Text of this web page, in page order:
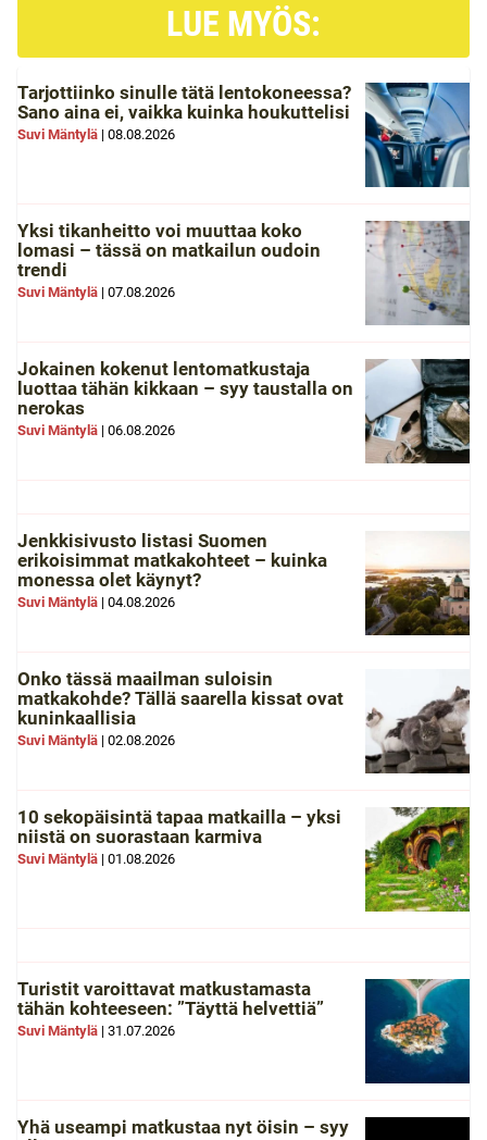
LUE MYÖS:
Tarjottiinko sinulle tätä lentokoneessa?
Sano aina ei, vaikka kuinka houkuttelisi
Suvi Mäntylä | 08.08.2026
Yksi tikanheitto voi muuttaa koko
lomasi – tässä on matkailun oudoin
trendi
Suvi Mäntylä | 07.08.2026
Jokainen kokenut lentomatkustaja
luottaa tähän kikkaan – syy taustalla on
nerokas
Suvi Mäntylä | 06.08.2026
Jenkkisivusto listasi Suomen
erikoisimmat matkakohteet – kuinka
monessa olet käynyt?
Suvi Mäntylä | 04.08.2026
Onko tässä maailman suloisin
matkakohde? Tällä saarella kissat ovat
kuninkaallisia
Suvi Mäntylä | 02.08.2026
10 sekopäisintä tapaa matkailla – yksi
niistä on suorastaan karmiva
Suvi Mäntylä | 01.08.2026
Turistit varoittavat matkustamasta
tähän kohteeseen: ”Täyttä helvettiä”
Suvi Mäntylä | 31.07.2026
Yhä useampi matkustaa nyt öisin – syy